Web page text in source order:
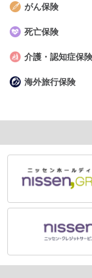
がん保険
死亡保険
介護・認知症保険
海外旅行保険